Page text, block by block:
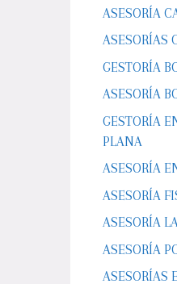
ASESORÍA
ASESORÍAS
GESTORÍA
ASESORÍA
GESTORÍA
PLANA
ASESORÍA
ASESORÍA
ASESORÍA
ASESORÍA
ASESORÍAS